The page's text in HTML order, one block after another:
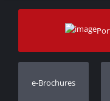
Sitemap
Moyens d’expédition
Contacter
Assistance aux
Suivi des
Concessionnaires
e-Brochures